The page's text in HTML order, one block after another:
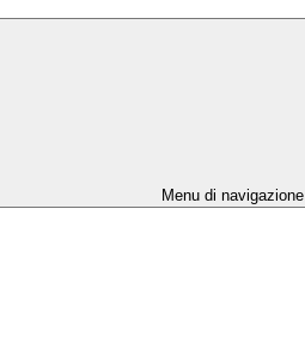
Menu di navigazione